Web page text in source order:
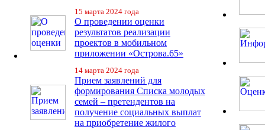
15 марта 2024 года
О проведении оценки
результатов реализации
проектов в мобильном
приложении «Острова.65»
14 марта 2024 года
Прием заявлений для
формирования Списка молодых
семей – претендентов на
получение социальных выплат
на приобретение жилого